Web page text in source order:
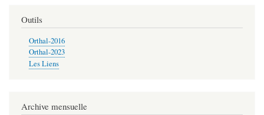
2020-
04
Zammakütscheräi
Outils
Orthal-2016
Orthal-2023
Les Liens
Archive mensuelle